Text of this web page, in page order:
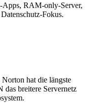
Apps, RAM-only-Server,
Fokus.
hat die längste
das breitere Servernetz